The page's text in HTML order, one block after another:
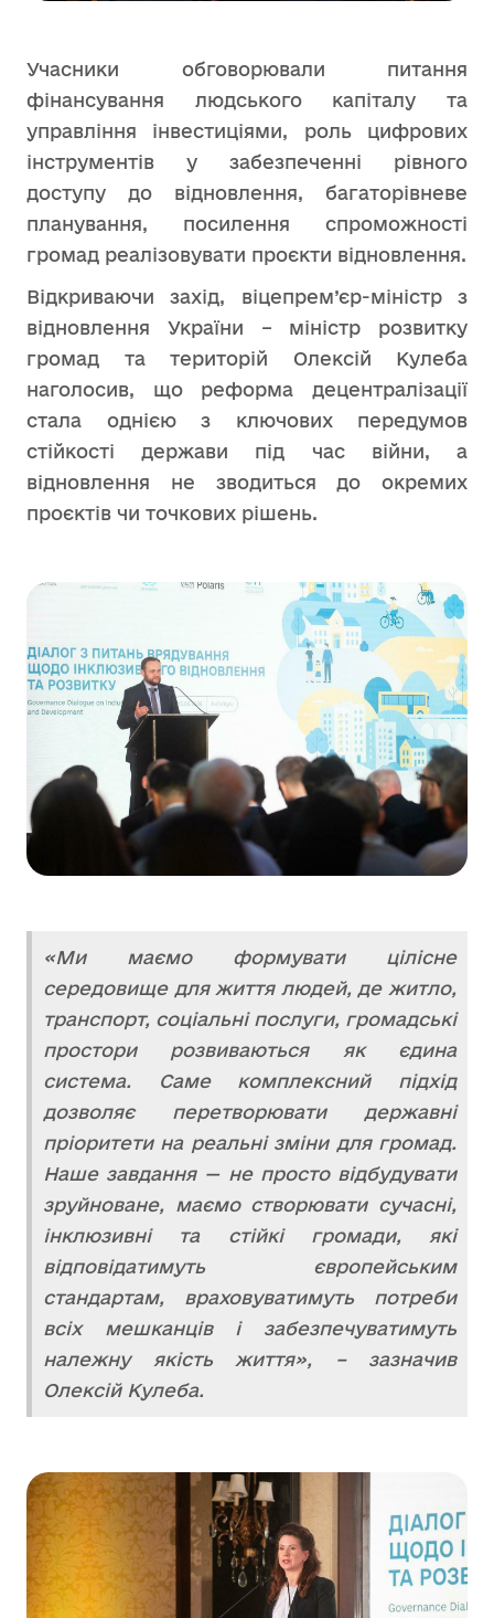
Учасники обговорювали питання
фінансування людського капіталу та
управління інвестиціями, роль цифрових
інструментів у забезпеченні рівного
доступу до відновлення, багаторівневе
планування, посилення спроможності
громад реалізовувати проєкти відновлення.
Відкриваючи захід, віцепрем’єр-міністр з
відновлення України – міністр розвитку
громад та територій Олексій Кулеба
наголосив, що реформа децентралізації
стала однією з ключових передумов
стійкості держави під час війни, а
відновлення не зводиться до окремих
проєктів чи точкових рішень.
«Ми маємо формувати цілісне
середовище для життя людей, де житло,
транспорт, соціальні послуги, громадські
простори розвиваються як єдина
система. Саме комплексний підхід
дозволяє перетворювати державні
пріоритети на реальні зміни для громад.
Наше завдання — не просто відбудувати
зруйноване, маємо створювати сучасні,
інклюзивні та стійкі громади, які
відповідатимуть європейським
стандартам, враховуватимуть потреби
всіх мешканців і забезпечуватимуть
належну якість життя», – зазначив
Олексій Кулеба.